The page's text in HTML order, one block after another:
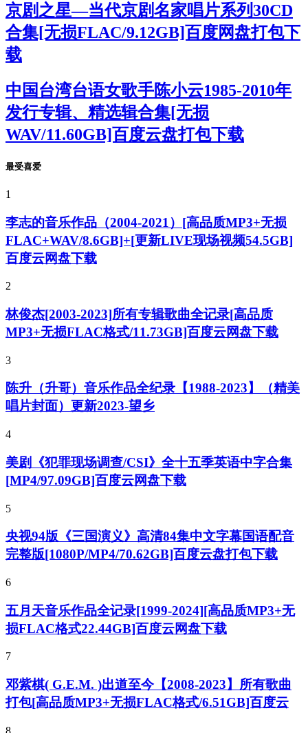
京剧之星—当代京剧名家唱片系列30CD
合集[无损FLAC/9.12GB]百度网盘打包下
载
中国台湾台语女歌手陈小云1985-2010年
发行专辑、精选辑合集[无损
WAV/11.60GB]百度云盘打包下载
最受喜爱
1
李志的音乐作品（2004-2021）[高品质MP3+无损
FLAC+WAV/8.6GB]+[更新LIVE现场视频54.5GB]
百度云网盘下载
2
林俊杰[2003-2023]所有专辑歌曲全记录[高品质
MP3+无损FLAC格式/11.73GB]百度云网盘下载
3
陈升（升哥）音乐作品全纪录【1988-2023】（精美
唱片封面）更新2023-望乡
4
美剧《犯罪现场调查/CSI》全十五季英语中字合集
[MP4/97.09GB]百度云网盘下载
5
央视94版《三国演义》高清84集中文字幕国语配音
完整版[1080P/MP4/70.62GB]百度云盘打包下载
6
五月天音乐作品全记录[1999-2024][高品质MP3+无
损FLAC格式22.44GB]百度云网盘下载
7
邓紫棋( G.E.M. )出道至今【2008-2023】所有歌曲
打包[高品质MP3+无损FLAC格式/6.51GB]百度云
8